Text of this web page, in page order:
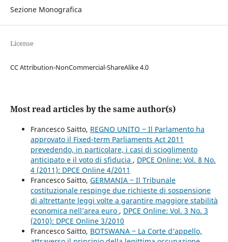
Sezione Monografica
License
CC Attribution-NonCommercial-ShareAlike 4.0
Most read articles by the same author(s)
Francesco Saitto, REGNO UNITO ‒ Il Parlamento ha
approvato il Fixed-term Parliaments Act 2011
prevedendo, in particolare, i casi di scioglimento
anticipato e il voto di sfiducia , DPCE Online: Vol. 8 No.
4 (2011): DPCE Online 4/2011
Francesco Saitto, GERMANIA ‒ Il Tribunale
costituzionale respinge due richieste di sospensione
di altrettante leggi volte a garantire maggiore stabilità
economica nell’area euro , DPCE Online: Vol. 3 No. 3
(2010): DPCE Online 3/2010
Francesco Saitto, BOTSWANA ‒ La Corte d’appello,